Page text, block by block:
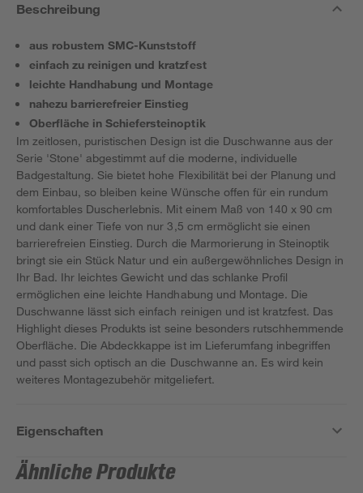
Beschreibung
aus robustem SMC-Kunststoff
einfach zu reinigen und kratzfest
leichte Handhabung und Montage
nahezu barrierefreier Einstieg
Oberfläche in Schiefersteinoptik
Im zeitlosen, puristischen Design ist die Duschwanne aus der
Serie 'Stone' abgestimmt auf die moderne, individuelle
Badgestaltung. Sie bietet hohe Flexibilität bei der Planung und
dem Einbau, so bleiben keine Wünsche offen für ein rundum
komfortables Duscherlebnis. Mit einem Maß von 140 x 90 cm
und dank einer Tiefe von nur 3,5 cm ermöglicht sie einen
barrierefreien Einstieg. Durch die Marmorierung in Steinoptik
bringt sie ein Stück Natur und ein außergewöhnliches Design in
Ihr Bad. Ihr leichtes Gewicht und das schlanke Profil
ermöglichen eine leichte Handhabung und Montage. Die
Duschwanne lässt sich einfach reinigen und ist kratzfest. Das
Highlight dieses Produkts ist seine besonders rutschhemmende
Oberfläche. Die Abdeckkappe ist im Lieferumfang inbegriffen
und passt sich optisch an die Duschwanne an. Es wird kein
weiteres Montagezubehör mitgeliefert.
Eigenschaften
Ähnliche Produkte